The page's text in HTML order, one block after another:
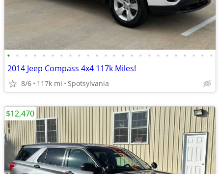
• • • • • • • • • • • • • • • • • • • • • • • •
2014 Jeep Compass 4x4 117k Miles!
8/6 117k mi Spotsylvania
$12,470